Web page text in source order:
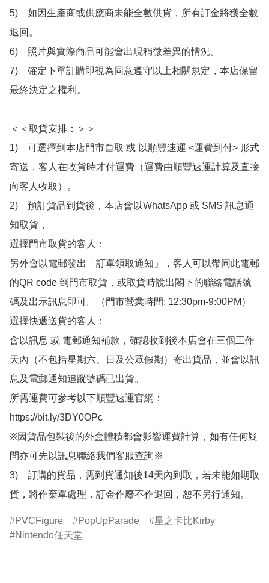
5)　如因生產商或供應商未能全數供貨，所有訂金將獲全數
退回。
6)　照片與實際商品可能會出現稍微差異的情況。
7)　確定下單訂購即視為同意遵守以上相關規定，本店保留
最終決定之權利。
＜＜取貨安排：＞＞
1)　可選擇到本店門市自取 或 以順豐速運 <運費到付> 形式
寄送，客人在收貨時才付運費（運費由順豐速運計算及直接
向客人收取）。
2)　預訂貨品到貨後，本店會以WhatsApp 或 SMS 訊息通
知取貨，
選擇門市取貨的客人：
另外會以電郵發出「訂單領取通知」，客人可以帶同此電郵
的QR code 到門市取貨，或取貨時說出閣下的聯絡電話號
碼及出示訊息即可。（門市營業時間: 12:30pm-9:00PM）
選擇快遞送貨的客人：
會以訊息 或 電郵通知補款，確認收到後本店會在三個工作
天內（不包括星期六、日及公眾假期）寄出貨品，並會以訊
息及電郵通知追蹤號碼已出貨。
所需運費可參考以下順豐速運官網：
https://bit.ly/3DY0OPc
※因貨品包裝後的外盒體積都會影響運費計算，如有任何疑
問亦可先以訊息聯絡我們客服查詢※
3)　訂購的貨品，需到貨通知後14天內到取，若未能如期取
貨，將作棄單處理，訂金作廢不作退回，恕不另行通知。
PVCFigure PopUpParade
星之卡比Kirby
Nintendo任天堂